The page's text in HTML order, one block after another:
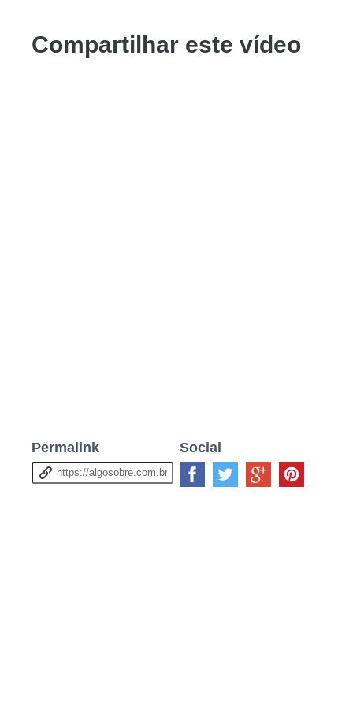
Compartilhar este vídeo
Permalink Social